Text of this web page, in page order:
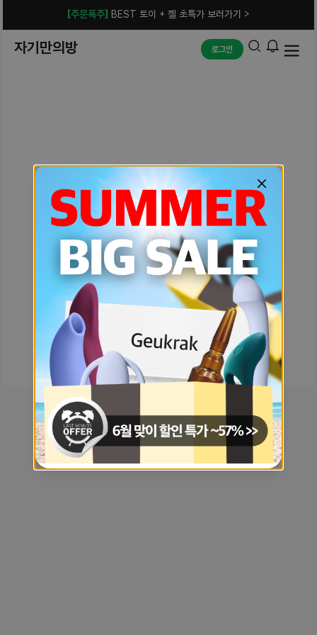
[주문폭주] BEST 토이 + 젤 초특가 보러가기 >
자기만의방 로그인
예상치 못한 에러입니다.